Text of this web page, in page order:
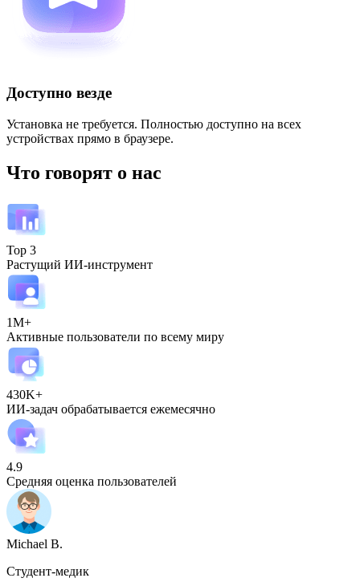
Доступно везде
Установка не требуется. Полностью доступно на всех
устройствах прямо в браузере.
Что говорят о нас
Top 3
Растущий ИИ-инструмент
1M+
Активные пользователи по всему миру
430K+
ИИ-задач обрабатывается ежемесячно
4.9
Средняя оценка пользователей
Michael B.
Студент-медик